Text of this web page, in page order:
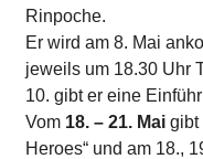
Rinpoche.
Er wird am 8. Mai
jeweils um 18.30 Uhr
10. gibt er eine
Vom 18. – 21. Mai gibt
Heroes“ und am 18.,